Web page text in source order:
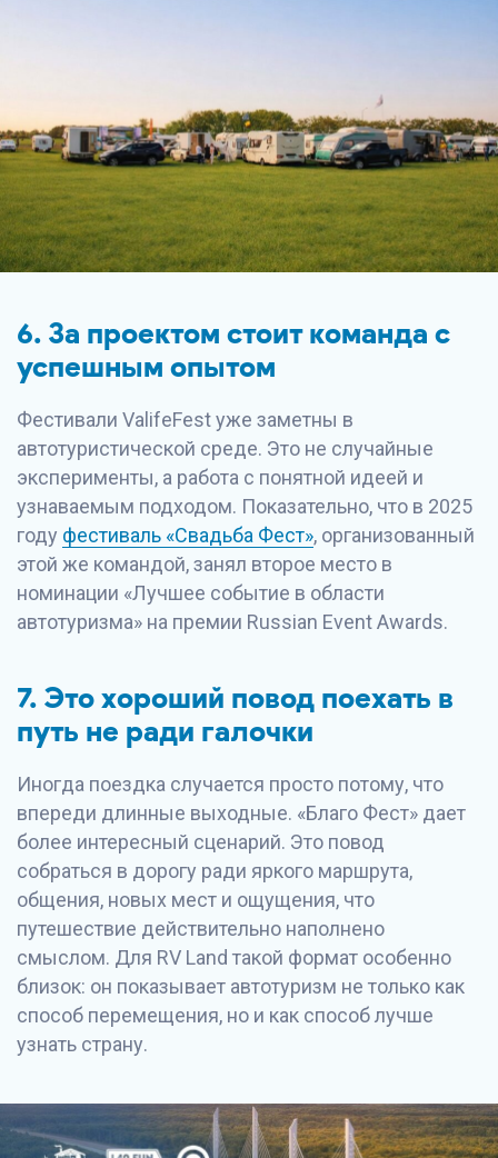
6. За проектом стоит команда с
успешным опытом
Фестивали ValifeFest уже заметны в
автотуристической среде. Это не случайные
эксперименты, а работа с понятной идеей и
узнаваемым подходом. Показательно, что в 2025
году фестиваль «Свадьба Фест», организованный
этой же командой, занял второе место в
номинации «Лучшее событие в области
автотуризма» на премии Russian Event Awards.
7. Это хороший повод поехать в
путь не ради галочки
Иногда поездка случается просто потому, что
впереди длинные выходные. «Благо Фест» дает
более интересный сценарий. Это повод
собраться в дорогу ради яркого маршрута,
общения, новых мест и ощущения, что
путешествие действительно наполнено
смыслом. Для RV Land такой формат особенно
близок: он показывает автотуризм не только как
способ перемещения, но и как способ лучше
узнать страну.